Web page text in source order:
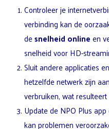
Controleer je
verbinding kan de
desnelheid onlineen
snelheid voor HD-
Sluit andere applicaties
hetzelfde netwerk zijn
verbruiken, wat
Update de NPO Plus
kan problemen